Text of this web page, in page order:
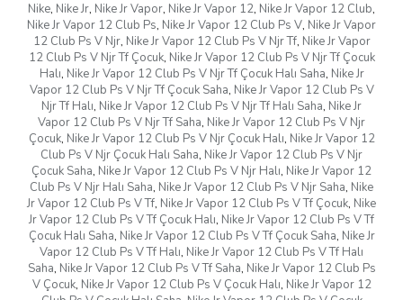
Nike, Nike Jr, Nike Jr Vapor, Nike Jr Vapor 12, Nike Jr Vapor 12 Club,
Nike Jr Vapor 12 Club Ps, Nike Jr Vapor 12 Club Ps V, Nike Jr Vapor
12 Club Ps V Njr, Nike Jr Vapor 12 Club Ps V Njr Tf, Nike Jr Vapor
12 Club Ps V Njr Tf Çocuk, Nike Jr Vapor 12 Club Ps V Njr Tf Çocuk
Halı, Nike Jr Vapor 12 Club Ps V Njr Tf Çocuk Halı Saha, Nike Jr
Vapor 12 Club Ps V Njr Tf Çocuk Saha, Nike Jr Vapor 12 Club Ps V
Njr Tf Halı, Nike Jr Vapor 12 Club Ps V Njr Tf Halı Saha, Nike Jr
Vapor 12 Club Ps V Njr Tf Saha, Nike Jr Vapor 12 Club Ps V Njr
Çocuk, Nike Jr Vapor 12 Club Ps V Njr Çocuk Halı, Nike Jr Vapor 12
Club Ps V Njr Çocuk Halı Saha, Nike Jr Vapor 12 Club Ps V Njr
Çocuk Saha, Nike Jr Vapor 12 Club Ps V Njr Halı, Nike Jr Vapor 12
Club Ps V Njr Halı Saha, Nike Jr Vapor 12 Club Ps V Njr Saha, Nike
Jr Vapor 12 Club Ps V Tf, Nike Jr Vapor 12 Club Ps V Tf Çocuk, Nike
Jr Vapor 12 Club Ps V Tf Çocuk Halı, Nike Jr Vapor 12 Club Ps V Tf
Çocuk Halı Saha, Nike Jr Vapor 12 Club Ps V Tf Çocuk Saha, Nike Jr
Vapor 12 Club Ps V Tf Halı, Nike Jr Vapor 12 Club Ps V Tf Halı
Saha, Nike Jr Vapor 12 Club Ps V Tf Saha, Nike Jr Vapor 12 Club Ps
V Çocuk, Nike Jr Vapor 12 Club Ps V Çocuk Halı, Nike Jr Vapor 12